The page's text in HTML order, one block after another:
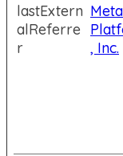
lastExtern
alReferre
r
Meta
, Inc.